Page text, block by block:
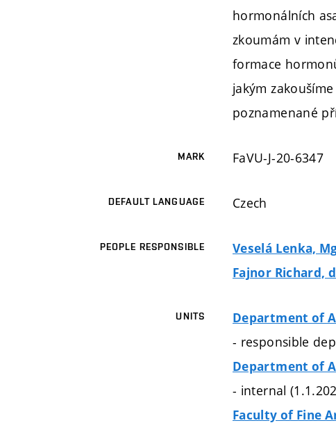
hormonálních
zkoumám v
formace
jakým
poznamenané
MARK FaVU-J-20-6347
DEFAULT LANGUAGE Czech
PEOPLE RESPONSIBLE Veselá Lenka,
Fajnor Richard,
UNITS Department of
- responsible
Department of
- internal
Faculty of Fine